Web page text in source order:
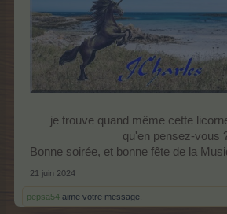
je trouve quand même cette
qu'en pensez-vous
Bonne soirée, et bonne fête de la
21 juin 2024
pepsa54 aime votre message.